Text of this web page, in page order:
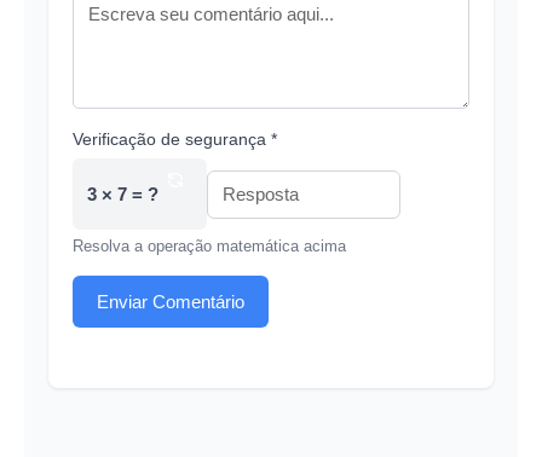
Verificação de segurança *
3 × 7 = ?
Resolva a operação matemática acima
Enviar Comentário